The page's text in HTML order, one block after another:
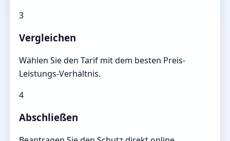
3
Vergleichen
Wählen Sie den Tarif mit dem besten Preis-
Leistungs-Verhältnis.
4
Abschließen